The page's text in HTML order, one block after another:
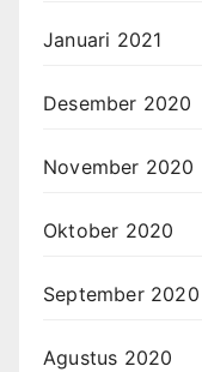
Januari 2021
Desember 2020
November 2020
Oktober 2020
September 2020
Agustus 2020